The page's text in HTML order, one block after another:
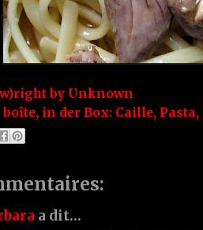
by Unknown
boîte, in der Box: Caille, Pasta,
a dit…